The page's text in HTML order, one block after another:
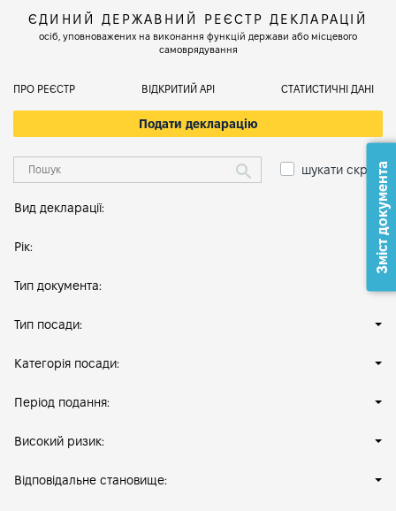
ЄДИНИЙ ДЕРЖАВНИЙ РЕЄСТР ДЕКЛАРАЦІЙ
осіб, уповноважених на виконання функцій держави або місцевого
самоврядування
ПРО РЕЄСТР ВІДКРИТИЙ АРІ СТАТИСТИЧНІ ДАНІ
Подати декларацію
шукати скрізь
Вид декларації:
Рік:
Тип документа:
Тип посади:
Категорія посади:
Період подання:
Високий ризик:
Відповідальне становище:
Зміст документа